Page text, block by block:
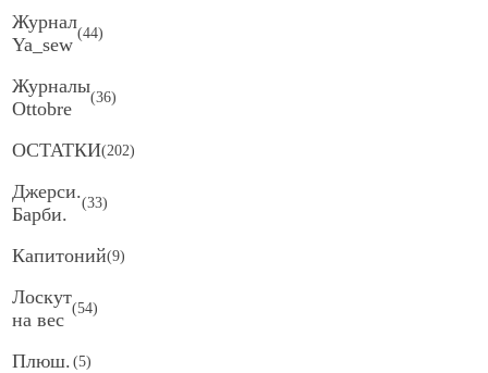
Журнал
Ya_sew
(44)
Журналы
Ottobre
(36)
ОСТАТКИ(202)
Джерси.
Барби.
(33)
Капитоний(9)
Лоскут
на вес
(54)
Плюш. (5)